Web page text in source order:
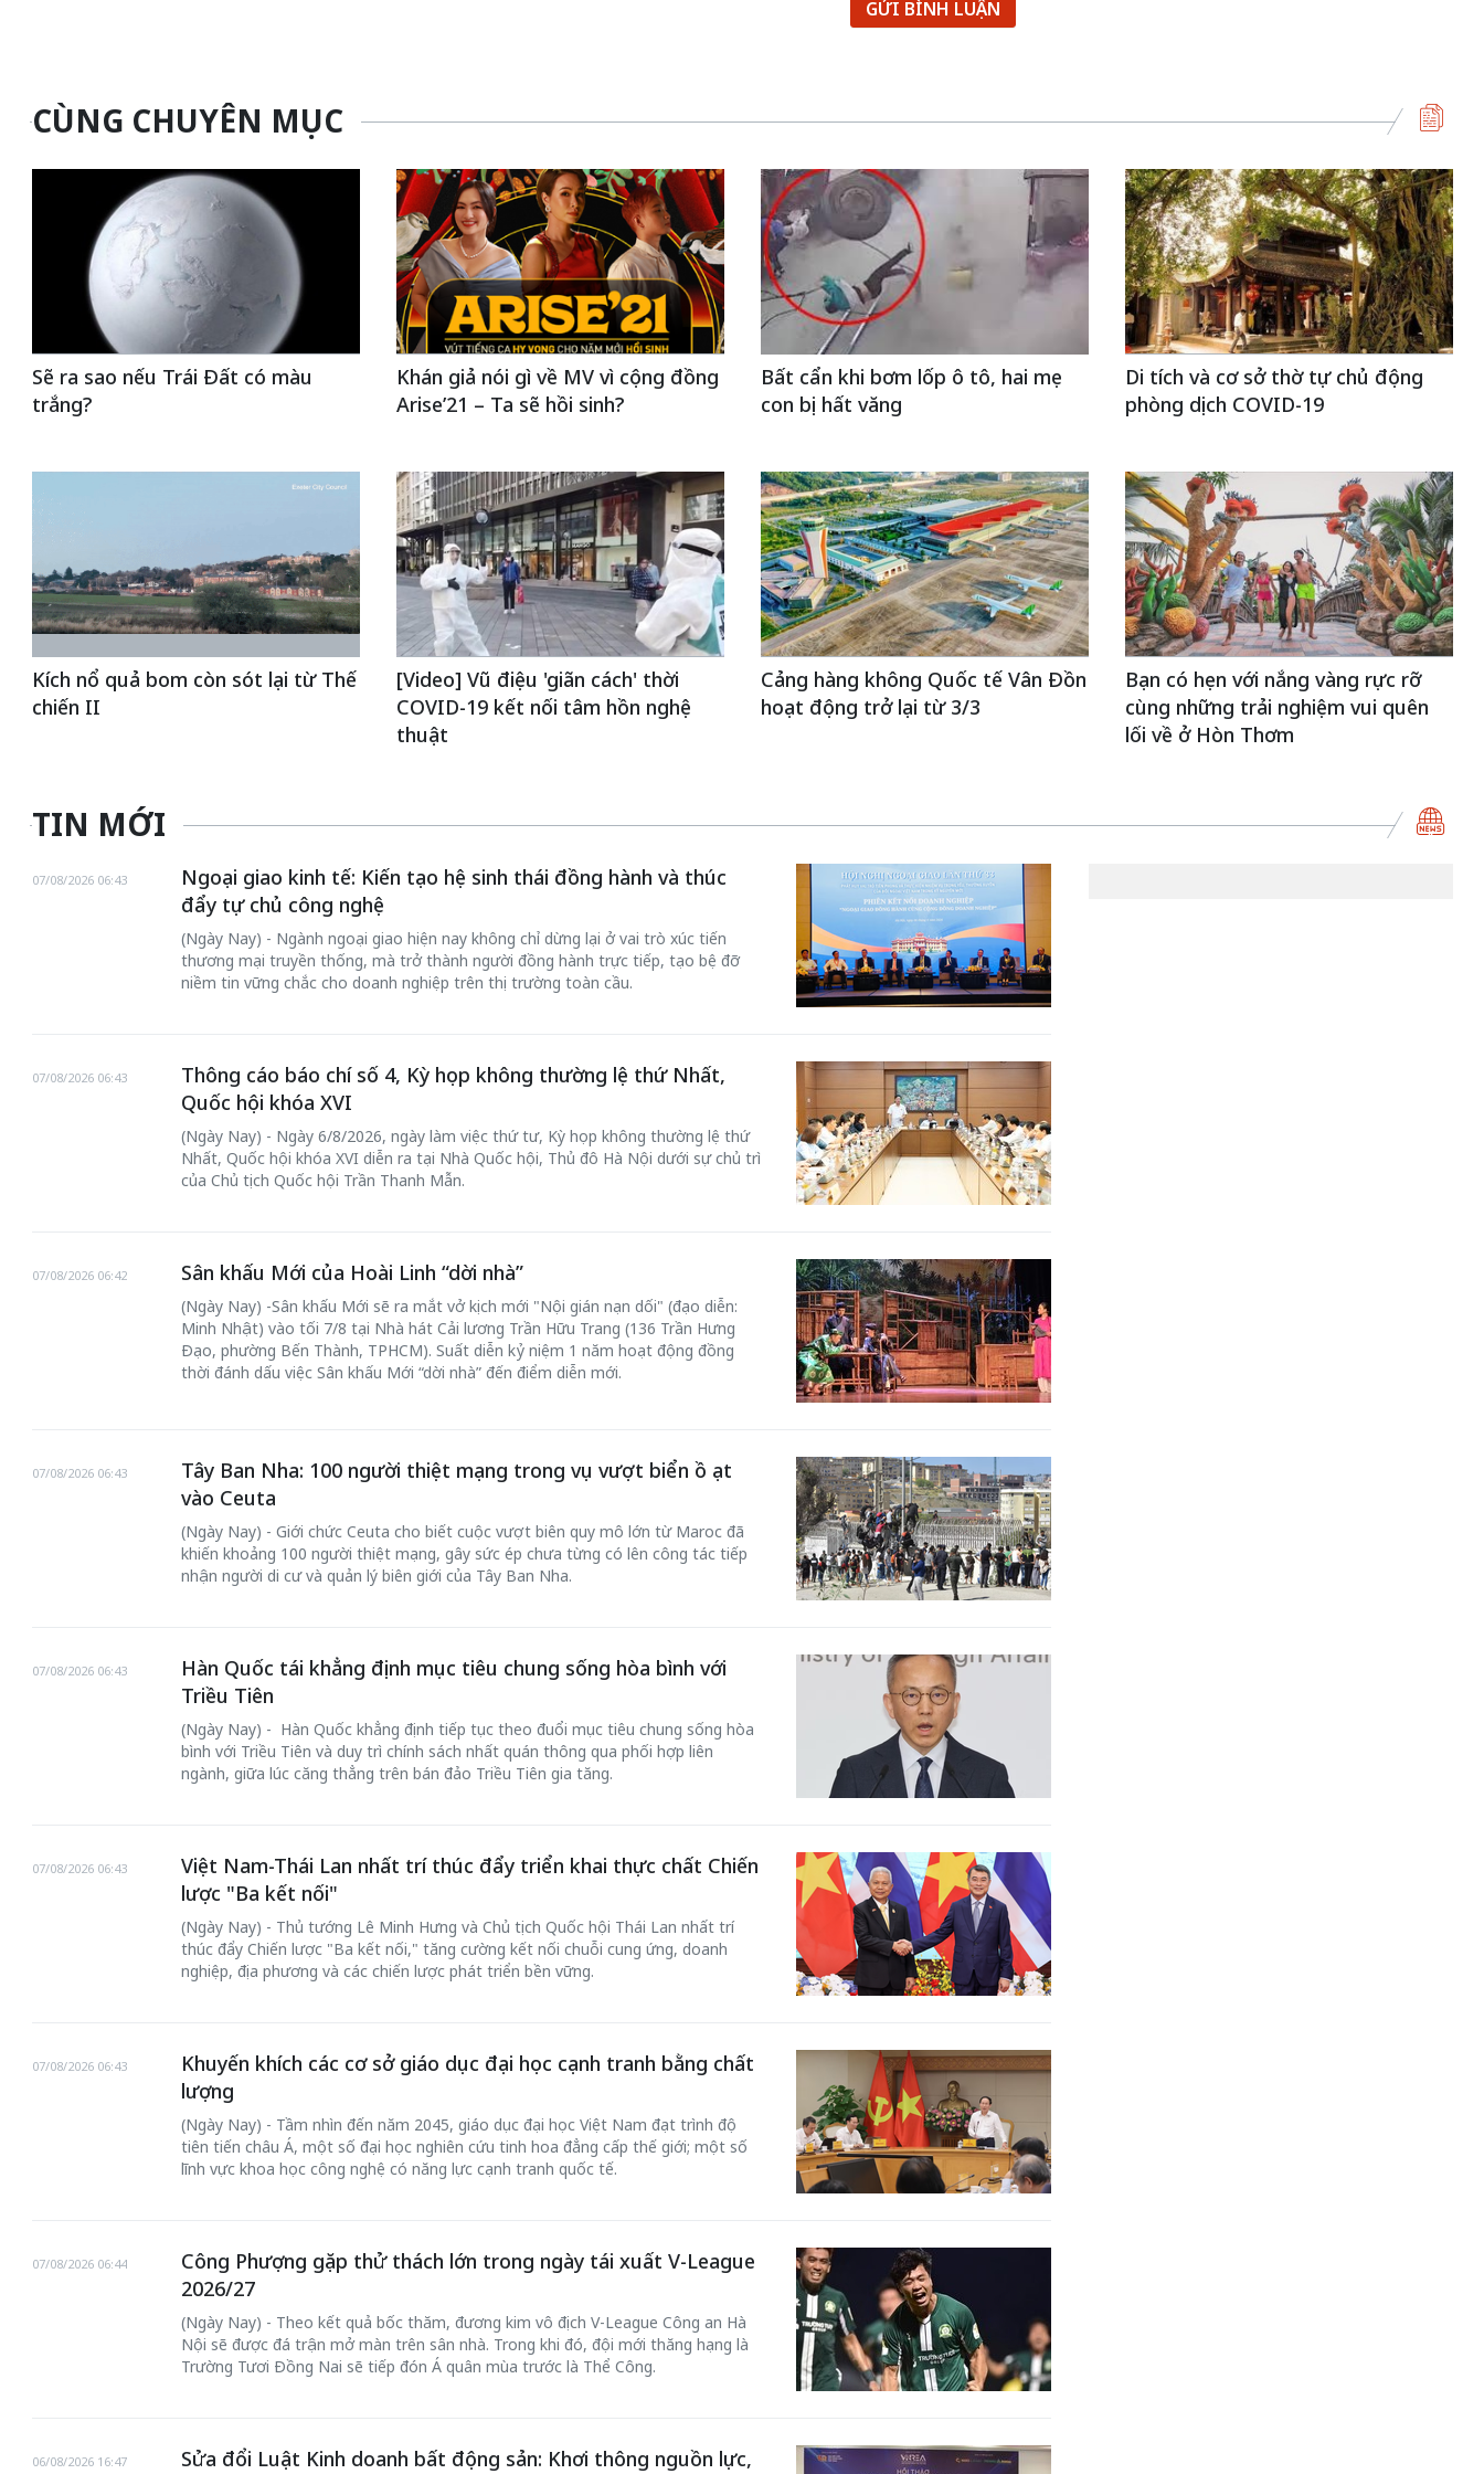
GỬI BÌNH LUẬN
CÙNG CHUYÊN MỤC
Sẽ ra sao nếu Trái Đất có màu
trắng?
Khán giả nói gì về MV vì cộng đồng
Arise’21 – Ta sẽ hồi sinh?
Bất cẩn khi bơm lốp ô tô, hai mẹ
con bị hất văng
Di tích và cơ sở thờ tự chủ động
phòng dịch COVID-19
Kích nổ quả bom còn sót lại từ Thế
chiến II
[Video] Vũ điệu 'giãn cách' thời
COVID-19 kết nối tâm hồn nghệ
thuật
Cảng hàng không Quốc tế Vân Đồn
hoạt động trở lại từ 3/3
Bạn có hẹn với nắng vàng rực rỡ
cùng những trải nghiệm vui quên
lối về ở Hòn Thơm
TIN MỚI
Ngoại giao kinh tế: Kiến tạo hệ sinh thái đồng hành và thúc
đẩy tự chủ công nghệ
07/08/2026 06:43
(Ngày Nay) - Ngành ngoại giao hiện nay không chỉ dừng lại ở vai trò xúc tiến
thương mại truyền thống, mà trở thành người đồng hành trực tiếp, tạo bệ đỡ
niềm tin vững chắc cho doanh nghiệp trên thị trường toàn cầu.
Thông cáo báo chí số 4, Kỳ họp không thường lệ thứ Nhất,
Quốc hội khóa XVI
07/08/2026 06:43
(Ngày Nay) - Ngày 6/8/2026, ngày làm việc thứ tư, Kỳ họp không thường lệ thứ
Nhất, Quốc hội khóa XVI diễn ra tại Nhà Quốc hội, Thủ đô Hà Nội dưới sự chủ trì
của Chủ tịch Quốc hội Trần Thanh Mẫn.
Sân khấu Mới của Hoài Linh “dời nhà”
07/08/2026 06:42
(Ngày Nay) -Sân khấu Mới sẽ ra mắt vở kịch mới "Nội gián nạn dối" (đạo diễn:
Minh Nhật) vào tối 7/8 tại Nhà hát Cải lương Trần Hữu Trang (136 Trần Hưng
Đạo, phường Bến Thành, TPHCM). Suất diễn kỷ niệm 1 năm hoạt động đồng
thời đánh dấu việc Sân khấu Mới “dời nhà” đến điểm diễn mới.
Tây Ban Nha: 100 người thiệt mạng trong vụ vượt biển ồ ạt
vào Ceuta
07/08/2026 06:43
(Ngày Nay) - Giới chức Ceuta cho biết cuộc vượt biên quy mô lớn từ Maroc đã
khiến khoảng 100 người thiệt mạng, gây sức ép chưa từng có lên công tác tiếp
nhận người di cư và quản lý biên giới của Tây Ban Nha.
Hàn Quốc tái khẳng định mục tiêu chung sống hòa bình với
Triều Tiên
07/08/2026 06:43
(Ngày Nay) - Hàn Quốc khẳng định tiếp tục theo đuổi mục tiêu chung sống hòa
bình với Triều Tiên và duy trì chính sách nhất quán thông qua phối hợp liên
ngành, giữa lúc căng thẳng trên bán đảo Triều Tiên gia tăng.
Việt Nam-Thái Lan nhất trí thúc đẩy triển khai thực chất Chiến
lược "Ba kết nối"
07/08/2026 06:43
(Ngày Nay) - Thủ tướng Lê Minh Hưng và Chủ tịch Quốc hội Thái Lan nhất trí
thúc đẩy Chiến lược "Ba kết nối," tăng cường kết nối chuỗi cung ứng, doanh
nghiệp, địa phương và các chiến lược phát triển bền vững.
Khuyến khích các cơ sở giáo dục đại học cạnh tranh bằng chất
lượng
07/08/2026 06:43
(Ngày Nay) - Tầm nhìn đến năm 2045, giáo dục đại học Việt Nam đạt trình độ
tiên tiến châu Á, một số đại học nghiên cứu tinh hoa đẳng cấp thế giới; một số
lĩnh vực khoa học công nghệ có năng lực cạnh tranh quốc tế.
Công Phượng gặp thử thách lớn trong ngày tái xuất V-League
2026/27
07/08/2026 06:44
(Ngày Nay) - Theo kết quả bốc thăm, đương kim vô địch V-League Công an Hà
Nội sẽ được đá trận mở màn trên sân nhà. Trong khi đó, đội mới thăng hạng là
Trường Tươi Đồng Nai sẽ tiếp đón Á quân mùa trước là Thể Công.
Sửa đổi Luật Kinh doanh bất động sản: Khơi thông nguồn lực,
06/08/2026 16:47